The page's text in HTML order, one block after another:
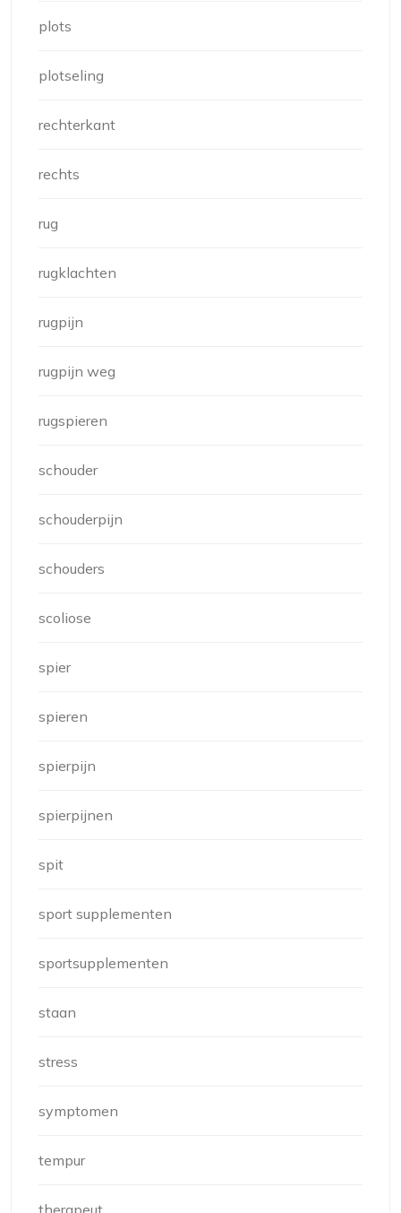
plots
plotseling
rechterkant
rechts
rug
rugklachten
rugpijn
rugpijn weg
rugspieren
schouder
schouderpijn
schouders
scoliose
spier
spieren
spierpijn
spierpijnen
spit
sport supplementen
sportsupplementen
staan
stress
symptomen
tempur
therapeut